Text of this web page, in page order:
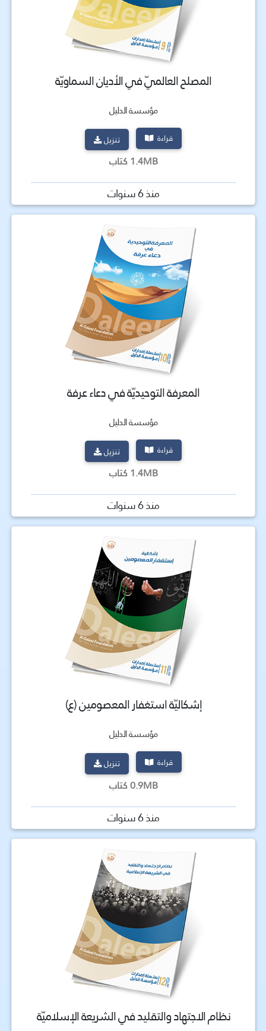
المصلح العالميّ في الأديان السماويّة
مؤسسة الدليل
قراءة تنزيل
1.4MB كتاب
منذ 6 سنوات
المعرفة التوحيديّة في دعاء عرفة
مؤسسة الدليل
قراءة تنزيل
1.4MB كتاب
منذ 6 سنوات
إشكاليّة استغفار المعصومين (ع)
مؤسسة الدليل
قراءة تنزيل
0.9MB كتاب
منذ 6 سنوات
نظام الاجتهاد والتقليد في الشريعة الإسلاميّة